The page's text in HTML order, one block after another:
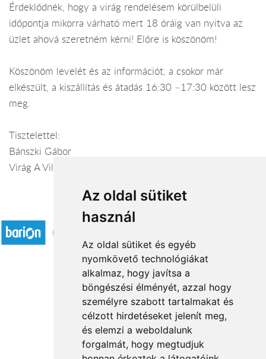
Az oldal sütiket
használ
Az oldal sütiket és egyéb
nyomkövető technológiákat
alkalmaz, hogy javítsa a
böngészési élményét, azzal hogy
személyre szabott tartalmakat és
célzott hirdetéseket jelenít meg,
és elemzi a weboldalunk
forgalmát, hogy megtudjuk
Érdeklődnék, hogy a virág rendelésem körülbelüli
időpontja mikorra várható mert 18 óráig van nyitva az
üzlet ahová szeretném kérni! Előre is köszönöm!
Köszönöm levelét és az információt, a csokor már
elkészült, a kiszállítás és átadás 16:30 –17:30 között lesz
meg.
Tisztelettel:
Bánszki Gábor
Virág A Világba –virágküldő szolgálat
Elfogadott fizetési módok
Rólunk
Általános információ
Kapcsolat
Partnereink